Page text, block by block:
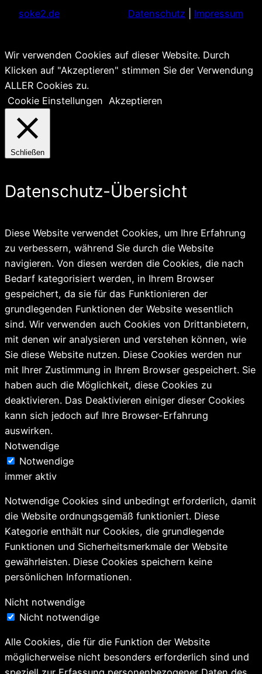
soke2.de Datenschutz Impressum
Wir verwenden Cookies auf dieser Website. Durch
Klicken auf "Akzeptieren" stimmen Sie der Verwendung
ALLER Cookies zu.
Cookie Einstellungen Akzeptieren
Schließen
Datenschutz-Übersicht
Diese Website verwendet Cookies, um Ihre Erfahrung
zu verbessern, während Sie durch die Website
navigieren. Von diesen werden die Cookies, die nach
Bedarf kategorisiert werden, in Ihrem Browser
gespeichert, da sie für das Funktionieren der
grundlegenden Funktionen der Website wesentlich
sind. Wir verwenden auch Cookies von Drittanbietern,
mit denen wir analysieren und verstehen können, wie
Sie diese Website nutzen. Diese Cookies werden nur
mit Ihrer Zustimmung in Ihrem Browser gespeichert. Sie
haben auch die Möglichkeit, diese Cookies zu
deaktivieren. Das Deaktivieren einiger dieser Cookies
kann sich jedoch auf Ihre Browser-Erfahrung
auswirken.
Notwendige
Notwendige
immer aktiv
Notwendige Cookies sind unbedingt erforderlich, damit
die Website ordnungsgemäß funktioniert. Diese
Kategorie enthält nur Cookies, die grundlegende
Funktionen und Sicherheitsmerkmale der Website
gewährleisten. Diese Cookies speichern keine
persönlichen Informationen.
Nicht notwendige
Nicht notwendige
Alle Cookies, die für die Funktion der Website
möglicherweise nicht besonders erforderlich sind und